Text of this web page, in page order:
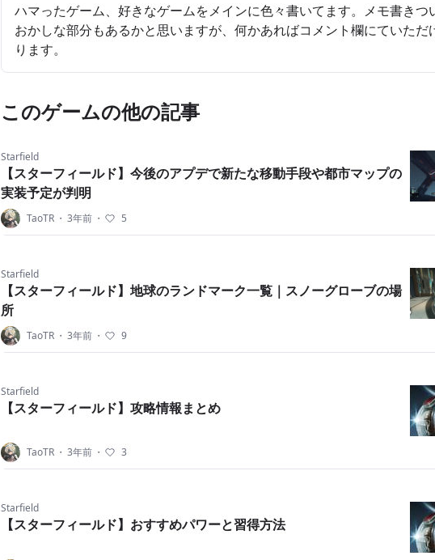
ハマったゲーム、好きなゲームをメインに色々書いてます。メモ書きつ
おかしな部分もあるかと思いますが、何かあればコメント欄にていただ
ります。
このゲームの他の記事
Starfield
【スターフィールド】今後のアプデで新たな移動手段や都市マップの
実装予定が判明
TaoTR ・ 3年前 ・ 5
Starfield
【スターフィールド】地球のランドマーク一覧｜スノーグローブの場
所
TaoTR ・ 3年前 ・ 9
Starfield
【スターフィールド】攻略情報まとめ
TaoTR ・ 3年前 ・ 3
Starfield
【スターフィールド】おすすめパワーと習得方法